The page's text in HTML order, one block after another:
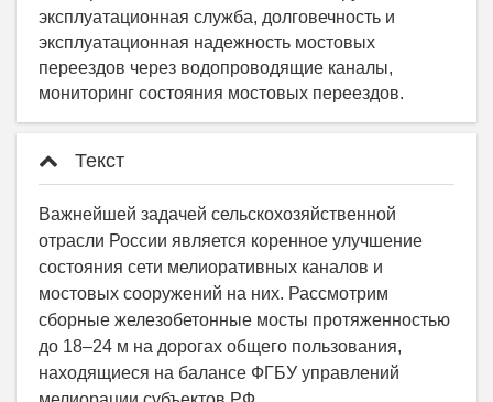
эксплуатационная служба, долговечность и
эксплуатационная надежность мостовых
переездов через водопроводящие каналы,
мониторинг состояния мостовых переездов.
Текст
Важнейшей задачей сельскохозяйственной
отрасли России является коренное улучшение
состояния сети мелиоративных каналов и
мостовых сооружений на них. Рассмотрим
сборные железобетонные мосты протяженностью
до 18–24 м на дорогах общего пользования,
находящиеся на балансе ФГБУ управлений